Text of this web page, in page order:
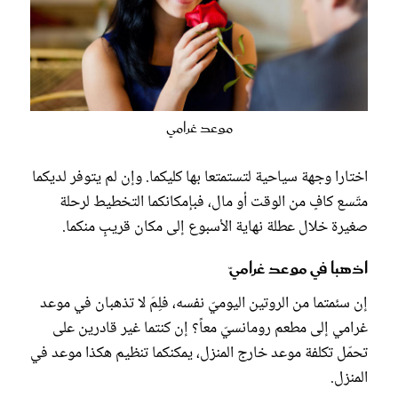
موعد غرامي
اختارا وجهة سياحية لتستمتعا بها كليكما. وإن لم يتوفر لديكما
متّسع كافٍ من الوقت أو مال، فبإمكانكما التخطيط لرحلة
صغيرة خلال عطلة نهاية الأسبوع إلى مكان قريبٍ منكما.
اذهبا في موعد غراميّ
إن سئمتما من الروتين اليوميّ نفسه، فلِمَ لا تذهبان في موعد
غرامي إلى مطعم رومانسيّ معاً؟ إن كنتما غير قادرين على
تحمّل تكلفة موعد خارج المنزل، يمكنكما تنظيم هكذا موعد في
المنزل.